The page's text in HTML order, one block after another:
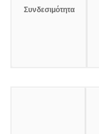
Συνδεσιμότητα